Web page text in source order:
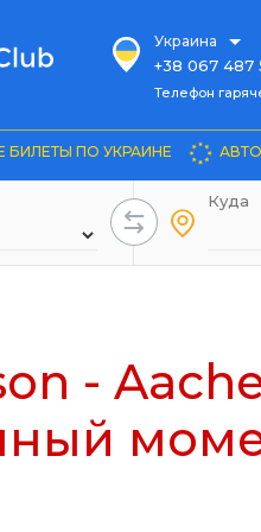
Украина
+38 067 487
Телефон гарячей
Довідка
+38 044 486
+38 067 240
Телефон
БИЛЕТЫ ПО УКРАИНЕ
Куда
-